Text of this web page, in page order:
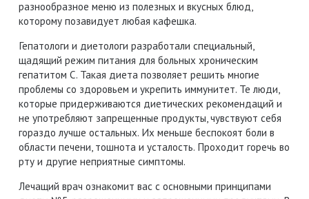
разнообразное меню из полезных и вкусных блюд,
которому позавидует любая кафешка.
Гепатологи и диетологи разработали специальный,
щадящий режим питания для больных хроническим
гепатитом С. Такая диета позволяет решить многие
проблемы со здоровьем и укрепить иммунитет. Те люди,
которые придерживаются диетических рекомендаций и
не употребляют запрещенные продукты, чувствуют себя
гораздо лучше остальных. Их меньше беспокоят боли в
области печени, тошнота и усталость. Проходит горечь во
рту и другие неприятные симптомы.
Лечащий врач ознакомит вас с основными принципами